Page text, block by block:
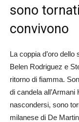
sono
convivono
La coppia d’oro
Belen Rodriguez e
ritorno di fiamma.
di candela
nascondersi, sono
milanese di De